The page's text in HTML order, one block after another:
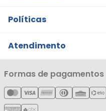
Quem somos
Notícias
Cartão Líderzan
Políticas
Trocas e Devoluções
Política de Privacidade
Política de Entrega
Política de Reembolso
Atendimento
Minha Conta
Meus Pedidos
Meus Favoritos
Formas de pagamentos